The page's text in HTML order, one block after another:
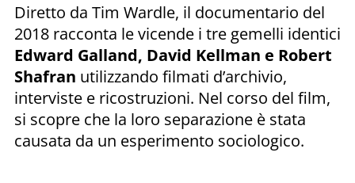
Diretto da Tim Wardle, il documentario del
2018 racconta le vicende i tre gemelli identici
Edward Galland, David Kellman e Robert
Shafran utilizzando filmati d’archivio,
interviste e ricostruzioni. Nel corso del film,
si scopre che la loro separazione è stata
causata da un esperimento sociologico.